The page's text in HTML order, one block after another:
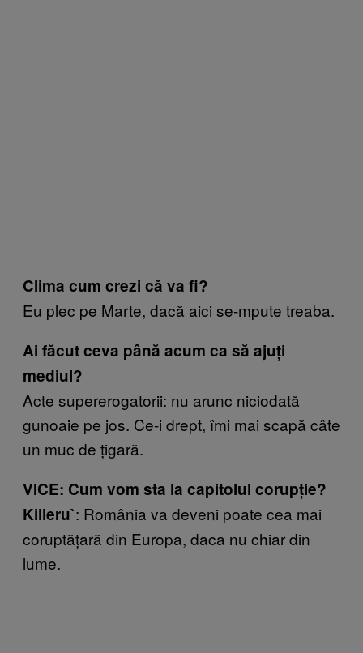
Clima cum crezi că va fi?
Eu plec pe Marte, dacă aici se-mpute treaba.
Ai făcut ceva până acum ca să ajuți
mediul?
Acte supererogatorii: nu arunc niciodată
gunoaie pe jos. Ce-i drept, îmi mai scapă câte
un muc de țigară.
VICE: Cum vom sta la capitolul corupție?
Killeru`: România va deveni poate cea mai
coruptățară din Europa, daca nu chiar din
lume.